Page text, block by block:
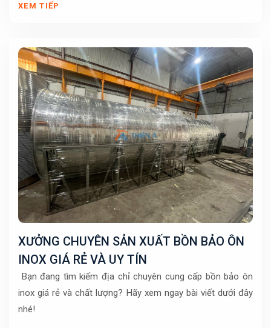
XEM TIẾP
XƯỞNG CHUYÊN SẢN XUẤT BỒN BẢO ÔN
INOX GIÁ RẺ VÀ UY TÍN
Bạn đang tìm kiếm địa chỉ chuyên cung cấp bồn bảo ôn
inox giá rẻ và chất lượng? Hãy xem ngay bài viết dưới đây
nhé!